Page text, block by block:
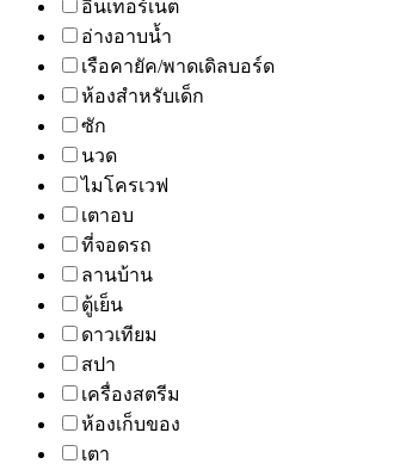
อินเทอร์เน็ต
อ่างอาบน้ำ
เรือคายัค/พาดเดิลบอร์ด
ห้องสำหรับเด็ก
ซัก
นวด
ไมโครเวฟ
เตาอบ
ที่จอดรถ
ลานบ้าน
ตู้เย็น
ดาวเทียม
สปา
เครื่องสตรีม
ห้องเก็บของ
เตา